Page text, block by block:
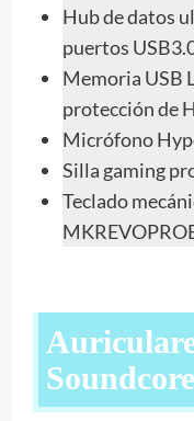
Hub de datos
puertos
Memoria USB
protección de
Micrófono
Silla gaming
Teclado